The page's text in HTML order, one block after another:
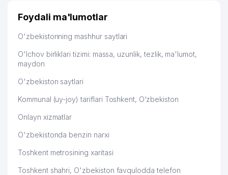
Foydali ma'lumotlar
O'zbekistonning mashhur saytlari
O'lchov birliklari tizimi: massa, uzunlik, tezlik, ma'lumot,
maydon
O'zbekiston saytlari
Kommunal (uy-joy) tariflari Toshkent, O‘zbekiston
Onlayn xizmatlar
O'zbekistonda benzin narxi
Toshkent metrosining xaritasi
Toshkent shahri, O'zbekiston favqulodda telefon